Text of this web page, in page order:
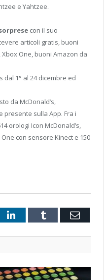
e Yahtzee.
con il suo
articoli gratis, buoni
One, buoni Amazon da
1° al 24 dicembre ed
da McDonald’s,
sulla App. Fra i
orologi Icon McDonald’s,
con sensore Kinect e 150
LinkedInTumblr Email